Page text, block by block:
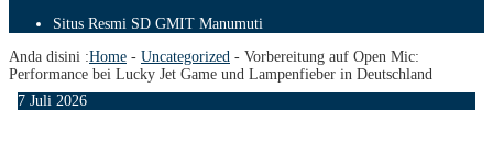
Situs Resmi SD GMIT Manumuti
Anda disini :Home - Uncategorized - Vorbereitung auf Open Mic:
Performance bei Lucky Jet Game und Lampenfieber in Deutschland
7 Juli 2026